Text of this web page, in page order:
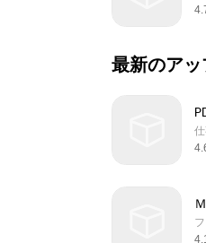
最新のアッ
4.1